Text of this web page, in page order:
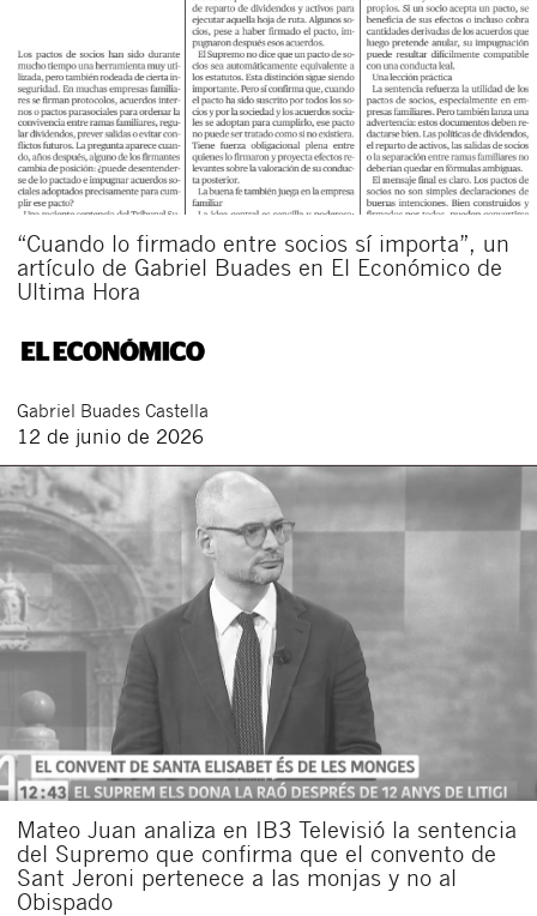
“Cuando lo firmado entre socios sí importa”, un
artículo de Gabriel Buades en El Económico de
Ultima Hora
Gabriel Buades Castella
12 de junio de 2026
Mateo Juan analiza en IB3 Televisió la sentencia
del Supremo que confirma que el convento de
Sant Jeroni pertenece a las monjas y no al
Obispado
Acepto recibir comunicaciones sobre nuevos
artículos legales.
Acepto
las
condiciones
legales
yde
privacidad
de esta
web.
Al pulsar el botón de envío manifiesta haber leído la siguiente
información básica sobre privacidad: El responsable del tratamiento
es Buades Legal S.L. La finalidad es la atención a su solicitud. Tiene
derecho a acceder, rectificar y suprimir los datos, así como otros
derechos como se explica en lapolítica de privacidad de nuestra web